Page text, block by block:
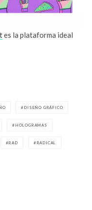
es la plataforma ideal
DISEÑO GRÁFICO
HOLOGRAMAS
RAD RADICAL